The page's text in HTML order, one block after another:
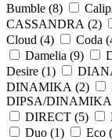
Bumble (8)
CASSANDRA (2)
Cloud (4) Coda (
Damelia (9)
Desire (1)
DINAMIKA (2)
DIPSA/
DIRECT (5)
Duo (1) Eco (